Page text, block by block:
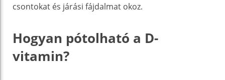
csontokat és járási fájdalmat okoz.
Hogyan pótolható a D-
vitamin?